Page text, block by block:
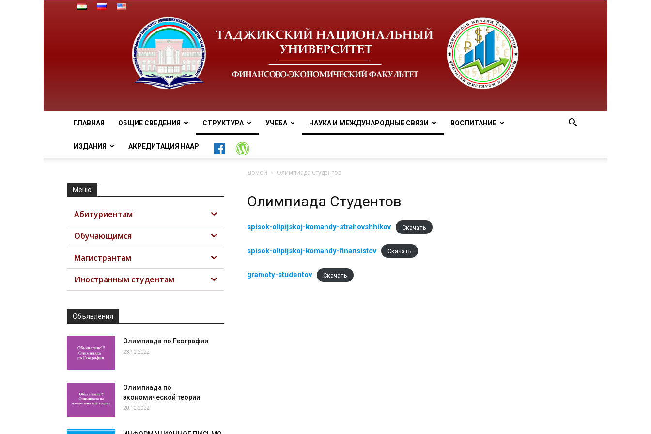
национальный
университет
ГЛАВНАЯ ОБЩИЕ СВЕДЕНИЯ СТРУКТУРА УЧЕБА НАУКА И МЕЖДУНАРОДНЫЕ СВЯЗИ ВОСПИТАНИЕ
ИЗДАНИЯ АКРЕДИТАЦИЯ НААР
Домой Олимпиада Студентов
Олимпиада Студентов
spisok-olipijskoj-komandy-strahovshhikov Скачать
spisok-olipijskoj-komandy-finansistov Скачать
gramoty-studentov Скачать
Меню
Абитуриентам
Обучающимся
Магистрантам
Иностранным студентам
Объявления
Олимпиада по Географии
23.10.2022
Олимпиада по
экономической теории
20.10.2022